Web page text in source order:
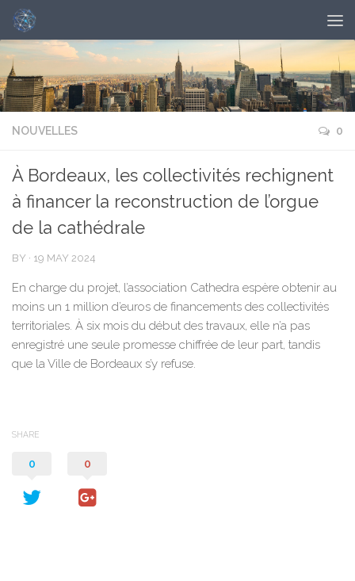
NOUVELLES 0
À Bordeaux, les collectivités rechignent
à financer la reconstruction de l’orgue
de la cathédrale
BY · 19 MAY 2024
En charge du projet, l’association Cathedra espère obtenir au
moins un 1 million d’euros de financements des collectivités
territoriales. À six mois du début des travaux, elle n’a pas
enregistré une seule promesse chiffrée de leur part, tandis
que la Ville de Bordeaux s’y refuse.
SHARE
0 0